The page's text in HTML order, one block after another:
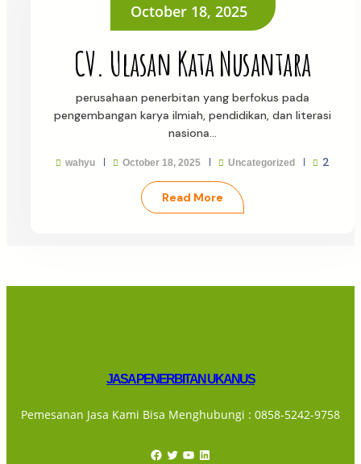
October 18, 2025
CV. Ulasan Kata Nusantara
perusahaan penerbitan yang berfokus pada
pengembangan karya ilmiah, pendidikan, dan literasi
nasiona…
wahyu October 18, 2025 Uncategorized 2
Read More
JASA PENERBITAN UKANUS
Pemesanan Jasa Kami Bisa Menghubungi : 0858-5242-9758
Facebook Twitter YouTube LinkedIn